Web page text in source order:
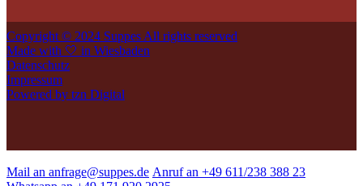
Copyright © 2024 Suppes All rights reserved
Made with 🤍 in Wiesbaden
Datenschutz
Impressum
Powered by tzn Digital
Mail an anfrage@suppes.de Anruf an +49 611/238 388 23